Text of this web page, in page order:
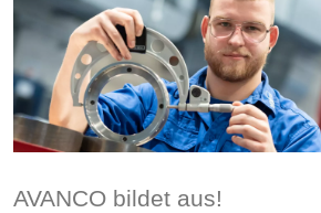
AVANCO bildet aus!